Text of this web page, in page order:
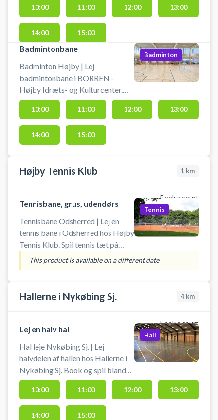
kulturcentrets idrætshal.
10:00 11:00 12:00 13:00
14:00 15:00
Badmintonbane
Badminton Højby | Lej
badmintonbane i BORREN -
Højby Idræts- og Kulturcenter.
Book en badmintonbane og spil
badminton i Højby på en af
idrætscentrets badmintonbaner.
Badmintonketsjere kan lånes i
Badminton
10:00 11:00 12:00 13:00
14:00 15:00
Højby Tennis Klub 1 km
Book a court
Tennisbane, grus, udendørs
Tennisbane Odsherred | Lej en
tennis bane i Odsherred hos Højby
Tennis Klub. Spil tennis tæt på
Rørvig, Odsherred og Nykøbing
Sjælland på en grus tennisbane på
tennisanlæg. Tennisbanerne hos
Højby Tennis Klub er udendørs
parkering lige ved tennisbanerne
man nemt kommer til i bil fra
Nykøbing Sjælland og
sommerhusene i Odsherred og
Rørvig. Medbring selv ketcher og
bolde.
Tennis
This product is available on a different date
Hallerne i Nykøbing Sj. 4 km
Book a court
Lej en halv hal
Hal leje Nykøbing Sj. | Lej
halvdelen af hallen hos Hallerne i
Nykøbing Sj. Book og spil blandt
badminton eller pickleball eller en
anden form for boldspil i den ene
halvdel af hallen.
Hall
10:00 11:00 12:00 13:00
14:00 15:00